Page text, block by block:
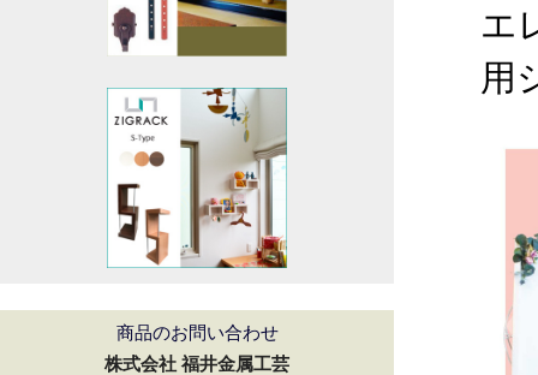
商品のお問い合わせ
株式会社 福井金属工芸
エ
用